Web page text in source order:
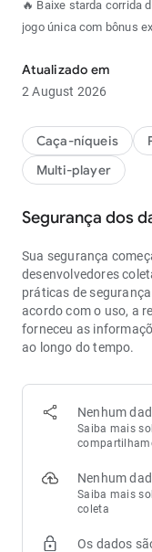
🔥 Baixe starda corrida
jogo única com bônus
Atualizado em
2 August 2026
Caça-níqueis
Multi-player
Segurança dos
Sua segurança
desenvolvedores
práticas de
acordo com o uso, a
forneceu as
ao longo do tempo.
Nenhum
Saiba mais
Nenhum
Saiba mais
coleta
Os dados